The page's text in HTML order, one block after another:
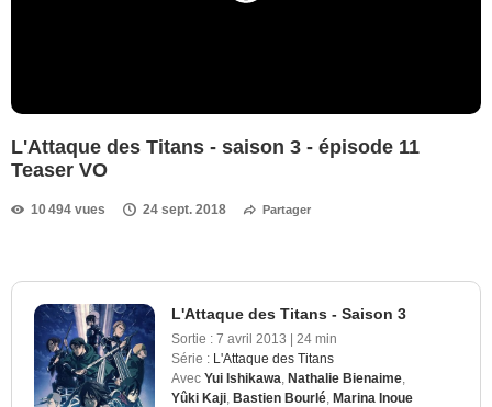
L'Attaque des Titans - saison 3 - épisode 11
Teaser VO
10 494 vues 24 sept. 2018 Partager
L'Attaque des Titans - Saison 3
Sortie : 7 avril 2013 | 24 min
Série : L'Attaque des Titans
Avec Yui Ishikawa Nathalie Bienaime
Yûki Kaji Bastien Bourlé Marina Inoue